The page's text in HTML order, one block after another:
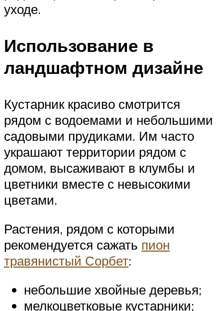
уходе.
Использование в
ландшафтном дизайне
Кустарник красиво смотрится
рядом с водоемами и небольшими
садовыми прудиками. Им часто
украшают территории рядом с
домом, высаживают в клумбы и
цветники вместе с невысокими
цветами.
Растения, рядом с которыми
рекомендуется сажать пион
травянистый Сорбет:
небольшие хвойные деревья;
мелкоцветковые кустарники;